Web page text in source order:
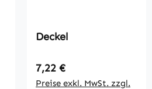
Deckel
Regulärer Preis:
7,22 €
Preise exkl. MwSt. zzgl.